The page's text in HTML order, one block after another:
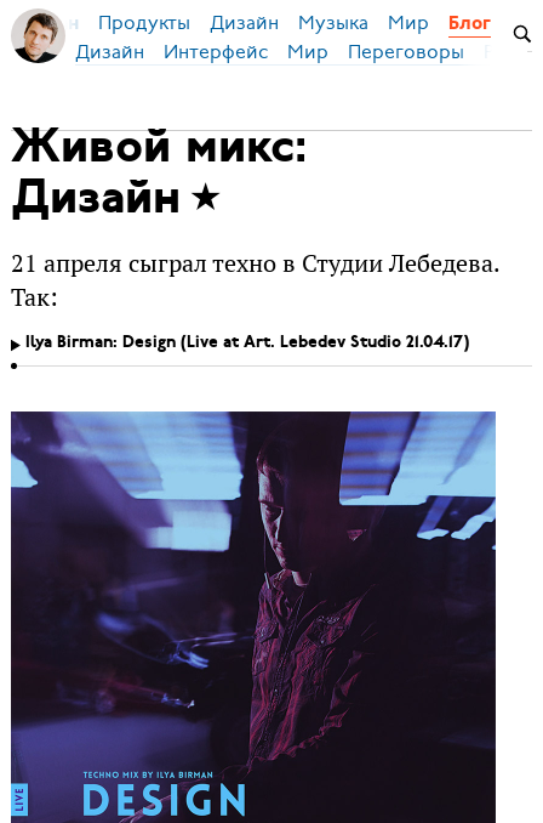
Бирман Продукты Дизайн Музыка Мир Блог
Дизайн Интерфейс Мир Переговоры
Живой микс:
Дизайн
21 апреля сыграл техно в Студии Лебедева.
Так:
Ilya Birman: Design (Live at Art. Lebedev Studio 21.04.17)